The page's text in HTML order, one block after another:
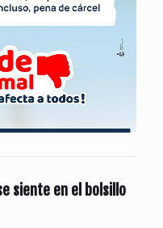
siente en el bolsillo